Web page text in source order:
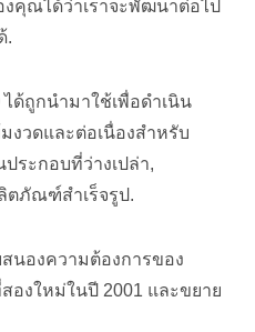
งคุณได้ว่าเราจะพัฒนาต่อไป
.
ด้ถูกนำมาใช้เพื่อดำเนิน
วดและต่อเนื่องสำหรับ
ระกอบที่ว่างเปล่า,
ตภัณฑ์สำเร็จรูป.
นองความต้องการของ
องใหม่ในปี 2001 และขยาย